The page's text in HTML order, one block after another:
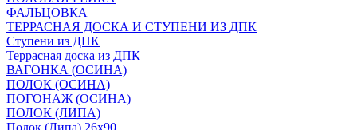
ФАЛЬЦОВКА
ТЕРРАСНАЯ ДОСКА И СТУПЕНИ ИЗ ДПК
Ступени из ДПК
Террасная доска из ДПК
ВАГОНКА (ОСИНА)
ПОЛОК (ОСИНА)
ПОГОНАЖ (ОСИНА)
ПОЛОК (ЛИПА)
Полок (Липа) 26х90